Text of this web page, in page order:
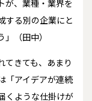
が、業種・業界を
する別の企業にと
（田中）
てきても、あまり
「アイデアが連続
くような仕掛けが